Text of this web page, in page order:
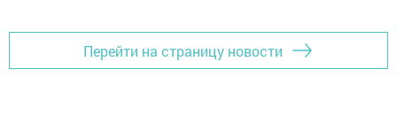
Перейти на страницу новости